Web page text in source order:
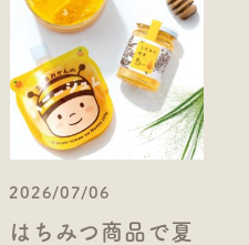
2026/07/06
はちみつ商品で夏